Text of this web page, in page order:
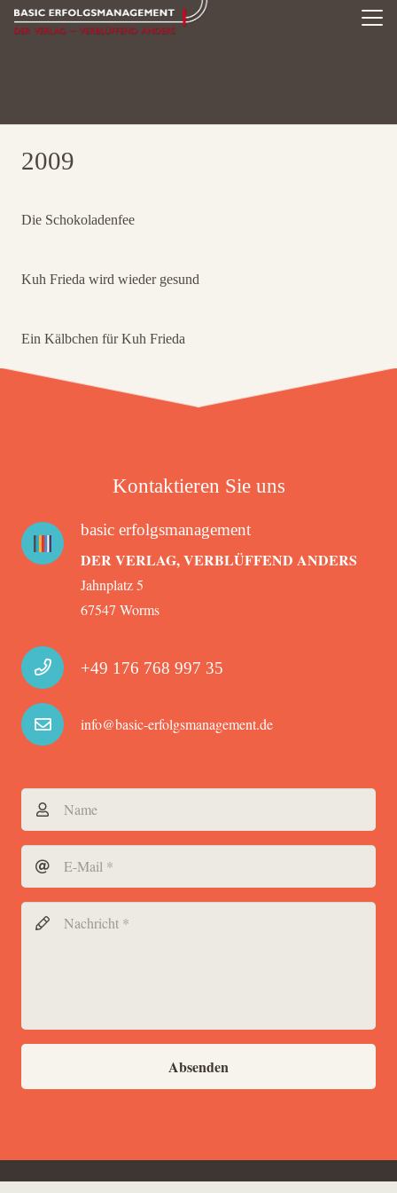
2009
Die Schokoladenfee
Kuh Frieda wird wieder gesund
Ein Kälbchen für Kuh Frieda
Kontaktieren Sie uns
basic erfolgsmanagement
DER VERLAG, VERBLÜFFEND ANDERS
Jahnplatz 5
67547 Worms
+49 176 768 997 35
info@basic-erfolgsmanagement.de
Absenden